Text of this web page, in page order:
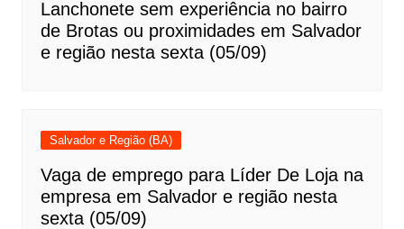
Lanchonete sem experiência no bairro
de Brotas ou proximidades em Salvador
e região nesta sexta (05/09)
Salvador e Região (BA)
Vaga de emprego para Líder De Loja na
empresa em Salvador e região nesta
sexta (05/09)